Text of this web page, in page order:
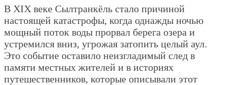
В XIX веке Сылтранкёль стало причиной
настоящей катастрофы, когда однажды ночью
мощный поток воды прорвал берега озера и
устремился вниз, угрожая затопить целый аул.
Это событие оставило неизгладимый след в
памяти местных жителей и в историях
путешественников, которые описывали этот